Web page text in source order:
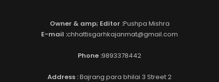
Owner & amp; Editor :Pushpa Mishra
E-mail :chhattisgarhkajanmat@gmail.com
Phone :9893378442
Address :Bajrang para bhilai 3 Street 2